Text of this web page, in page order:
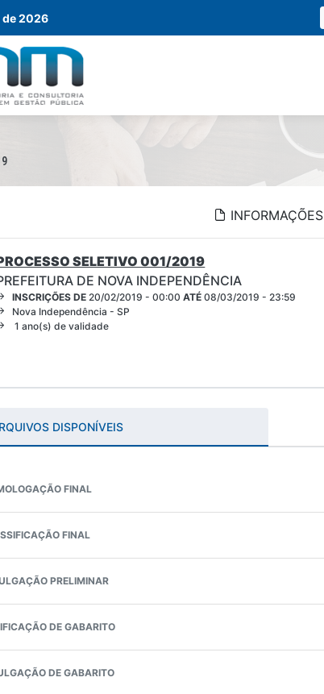
de 2026
INFORMAÇÕES
SELETIVO 001/2019
DE NOVA INDEPENDÊNCIA
INSCRIÇÕES DE 20/02/2019 - 00:00ATÉ 08/03/2019 - 23:59
Nova Independência - SP
1 ano(s) de validade
DISPONÍVEIS
FINAL
FINAL
PRELIMINAR
DE GABARITO
DE GABARITO